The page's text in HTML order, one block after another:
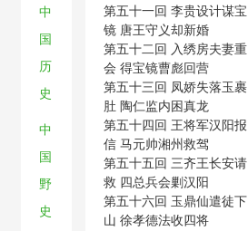
中
国
历
史
中
国
野
史
第五十一回 李贵设计谋宝
镜 唐王守义却新婚
第五十二回 入绣房夫妻重
会 得宝镜曹彪回营
第五十三回 凤娇失落玉裹
肚 陶仁监内困真龙
第五十四回 王将军汉阳报
信 马元帅湘州救驾
第五十五回 三齐王长安请
救 四总兵会剿汉阳
第五十六回 玉鼎仙遣徒下
山 徐孝德法收四将